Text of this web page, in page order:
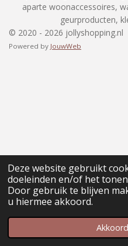
Deze website gebruikt
doeleinden en/of het
Door gebruik te blijven
u hiermee akkoord.
Akkoord
aparte woonaccessoires,
geurproducten,
© 2020 - 2026 jollyshopping.nl
Powered by JouwWeb